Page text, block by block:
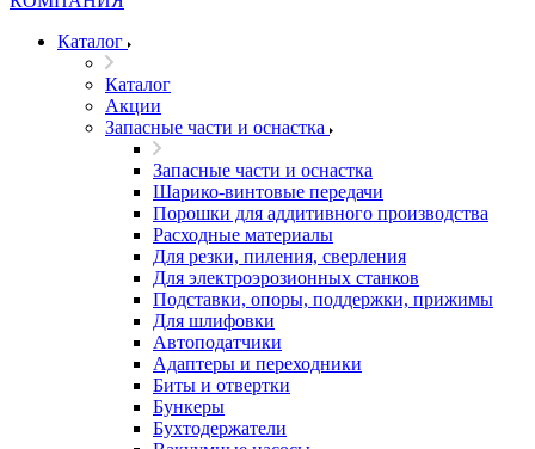
Каталог
Каталог
Акции
Запасные части и оснастка
Запасные части и оснастка
Шарико-винтовые передачи
Порошки для аддитивного производства
Расходные материалы
Для резки, пиления, сверления
Для электроэрозионных станков
Подставки, опоры, поддержки, прижимы
Для шлифовки
Автоподатчики
Адаптеры и переходники
Биты и отвертки
Бункеры
Бухтодержатели